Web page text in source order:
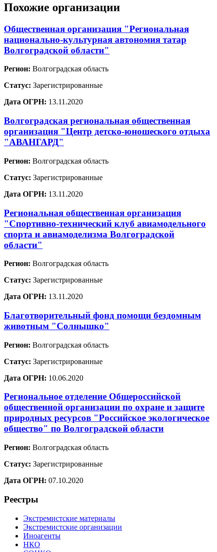
Похожие организации
Общественная организация "Региональная
национально-культурная автономия татар
Волгоградской области"
Регион: Волгоградская область
Статус: Зарегистрированные
Дата ОГРН: 13.11.2020
Волгоградская региональная общественная
организация "Центр детско-юношеского отдыха
"АВАНГАРД"
Регион: Волгоградская область
Статус: Зарегистрированные
Дата ОГРН: 13.11.2020
Региональная общественная организация
"Спортивно-технический клуб авиамодельного
спорта и авиамоделизма Волгоградской
области"
Регион: Волгоградская область
Статус: Зарегистрированные
Дата ОГРН: 13.11.2020
Благотворительный фонд помощи бездомным
животным "Солнышко"
Регион: Волгоградская область
Статус: Зарегистрированные
Дата ОГРН: 10.06.2020
Региональное отделение Общероссийской
общественной организации по охране и защите
природных ресурсов "Российское экологическое
общество" по Волгоградской области
Регион: Волгоградская область
Статус: Зарегистрированные
Дата ОГРН: 07.10.2020
Реестры
Экстремистские материалы
Экстремистские организации
Иноагенты
НКО